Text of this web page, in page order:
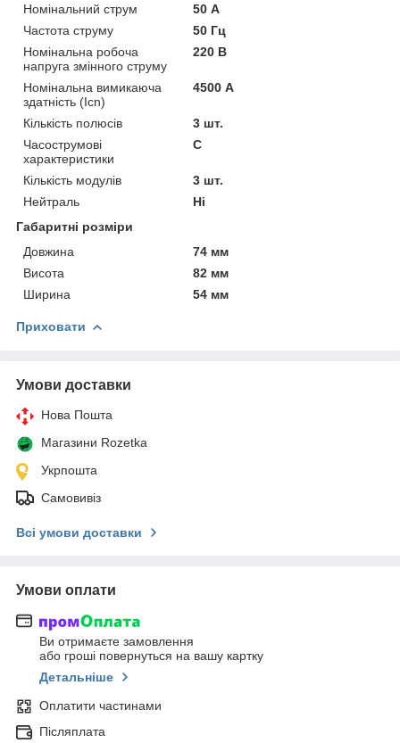
Номінальний струм
50 А
Частота струму
50 Гц
Номінальна робоча
напруга змінного струму
220 В
Номінальна вимикаюча
здатність (Icn)
4500 А
Кількість полюсів
3 шт.
Часострумові
характеристики
C
Кількість модулів
3 шт.
Нейтраль
Ні
Габаритні розміри
Довжина
74 мм
Висота
82 мм
Ширина
54 мм
Приховати
Умови доставки
Нова Пошта
Магазини Rozetka
Укрпошта
Самовивіз
Всі умови доставки
Умови оплати
Ви отримаєте замовлення
або гроші повернуться на вашу картку
Детальніше
Оплатити частинами
Післяплата